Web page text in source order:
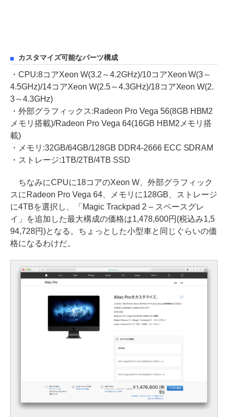
カスタマイズ可能なパーツ構成
・CPU:8コアXeon W(3.2～4.2GHz)/10コアXeon W(3～
4.5GHz)/14コアXeon W(2.5～4.3GHz)/18コアXeon W(2.
3～4.3GHz)
・外部グラフィックス:Radeon Pro Vega 56(8GB HBM2
メモリ搭載)/Radeon Pro Vega 64(16GB HBM2メモリ搭
載)
・メモリ:32GB/64GB/128GB DDR4-2666 ECC SDRAM
・ストレージ:1TB/2TB/4TB SSD
ちなみにCPUに18コアのXeon W、外部グラフィック
スにRadeon Pro Vega 64、メモリに128GB、ストレージ
に4TBを選択し、「Magic Trackpad 2 – スペースグレ
イ」を追加した最大構成の価格は1,478,600円(税込み1,5
94,728円)となる。ちょっとした小型車と同じぐらいの価
格になるわけだ。